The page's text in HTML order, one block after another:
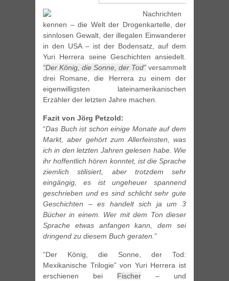
Nachrichten
kennen – die Welt der Drogenkartelle, der
sinnlosen Gewalt, der illegalen Einwanderer
in den USA – ist der Bodensatz, auf dem
Yuri Herrera seine Geschichten ansiedelt.
“Der König, die Sonne, der Tod” versammelt
drei Romane, die Herrera zu einem der
eigenwilligsten lateinamerikanischen
Erzähler der letzten Jahre machen.
Fazit von Jörg Petzold:
“Das Buch ist schon einige Monate auf dem
Markt, aber gehört zum Allerfeinsten, was
ich in den letzten Jahren gelesen habe. Wie
ihr hoffentlich hören konntet, ist die Sprache
ziemlich stilisiert, aber trotzdem sehr
eingängig, es ist ungeheuer spannend
geschrieben und es sind schlicht sehr gute
Geschichten – es handelt sich ja um 3
Bücher in einem. Wer mit dem Ton dieser
Sprache etwas anfangen kann, dem sei
dringend zu diesem Buch geraten.”
“Der König, die Sonne, der Tod:
Mexikanische Trilogie” von Yuri Herrera ist
erschienen bei Fischer – und